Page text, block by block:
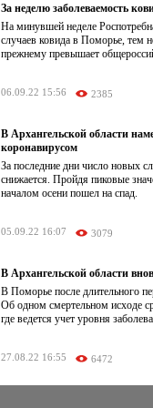
За неделю заболеваемость
На минувшей неделе
случаев ковида в Поморье, тем
прежнему превышает
06.09.22 15:56 2385
В Архангельской области
коронавирусом
За последние дни число новых
снижается. Пройдя пиковые
началом осени пошел на спад.
05.09.22 16:07 3079
В Архангельской области
В Поморье после длительного
Об одном смертельном исходе
где ведется учет уровня
27.08.22 16:55 6472